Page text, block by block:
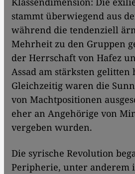
stammt überwiegend aus
während die tendenziell
Mehrheit zu den Gruppen
der Herrschaft von Hafez
Assad am stärksten gelitten
Gleichzeitig waren die
von Machtpositionen
eher an Angehörige von
vergeben wurden.
Die syrische Revolution
Peripherie, unter anderem